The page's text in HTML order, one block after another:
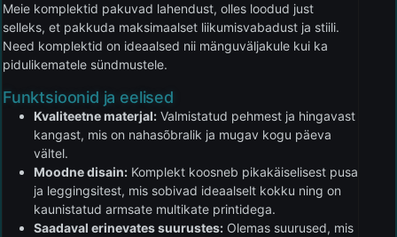
Meie komplektid pakuvad lahendust, olles loodud just
selleks, et pakkuda maksimaalset liikumisvabadust ja stiili.
Need komplektid on ideaalsed nii mänguväljakule kui ka
pidulikematele sündmustele.
Funktsioonid ja eelised
Kvaliteetne materjal: Valmistatud pehmest ja hingavast
kangast, mis on nahasõbralik ja mugav kogu päeva
vältel.
Moodne disain: Komplekt koosneb pikakäiselisest pusa
ja leggingsitest, mis sobivad ideaalselt kokku ning on
kaunistatud armsate multikate printidega.
Saadaval erinevates suurustes: Olemas suurused, mis